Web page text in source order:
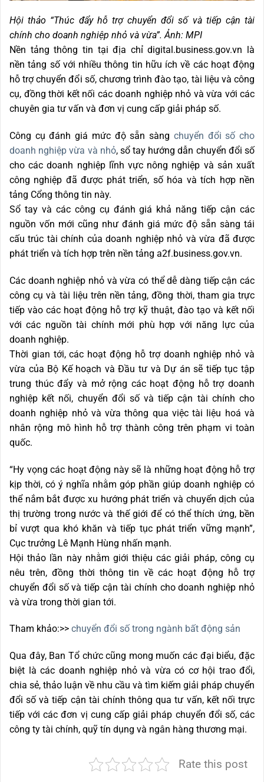
Hội thảo “Thúc đẩy hỗ trợ chuyển đổi số và tiếp cận tài
chính cho doanh nghiệp nhỏ và vừa”. Ảnh: MPI
Nền tảng thông tin tại địa chỉ digital.business.gov.vn là
nền tảng số với nhiều thông tin hữu ích về các hoạt động
hỗ trợ chuyển đổi số, chương trình đào tạo, tài liệu và công
cụ, đồng thời kết nối các doanh nghiệp nhỏ và vừa với các
chuyên gia tư vấn và đơn vị cung cấp giải pháp số.
Công cụ đánh giá mức độ sẵn sàng chuyển đổi số cho
doanh nghiệp vừa và nhỏ, sổ tay hướng dẫn chuyển đổi số
cho các doanh nghiệp lĩnh vực nông nghiệp và sản xuất
công nghiệp đã được phát triển, số hóa và tích hợp nền
tảng Cổng thông tin này.
Sổ tay và các công cụ đánh giá khả năng tiếp cận các
nguồn vốn mới cũng như đánh giá mức độ sẵn sàng tái
cấu trúc tài chính của doanh nghiệp nhỏ và vừa đã được
phát triển và tích hợp trên nền tảng a2f.business.gov.vn.
Các doanh nghiệp nhỏ và vừa có thể dễ dàng tiếp cận các
công cụ và tài liệu trên nền tảng, đồng thời, tham gia trực
tiếp vào các hoạt động hỗ trợ kỹ thuật, đào tạo và kết nối
với các nguồn tài chính mới phù hợp với năng lực của
doanh nghiệp.
Thời gian tới, các hoạt động hỗ trợ doanh nghiệp nhỏ và
vừa của Bộ Kế hoạch và Đầu tư và Dự án sẽ tiếp tục tập
trung thúc đẩy và mở rộng các hoạt động hỗ trợ doanh
nghiệp kết nối, chuyển đổi số và tiếp cận tài chính cho
doanh nghiệp nhỏ và vừa thông qua việc tài liệu hoá và
nhân rộng mô hình hỗ trợ thành công trên phạm vi toàn
quốc.
“Hy vọng các hoạt động này sẽ là những hoạt động hỗ trợ
kịp thời, có ý nghĩa nhằm góp phần giúp doanh nghiệp có
thể nắm bắt được xu hướng phát triển và chuyển dịch của
thị trường trong nước và thế giới để có thể thích ứng, bền
bỉ vượt qua khó khăn và tiếp tục phát triển vững mạnh”,
Cục trưởng Lê Mạnh Hùng nhấn mạnh.
Hội thảo lần này nhằm giới thiệu các giải pháp, công cụ
nêu trên, đồng thời thông tin về các hoạt động hỗ trợ
chuyển đổi số và tiếp cận tài chính cho doanh nghiệp nhỏ
và vừa trong thời gian tới.
Tham khảo:>> chuyển đổi số trong ngành bất động sản
Qua đây, Ban Tổ chức cũng mong muốn các đại biểu, đặc
biệt là các doanh nghiệp nhỏ và vừa có cơ hội trao đổi,
chia sẻ, thảo luận về nhu cầu và tìm kiếm giải pháp chuyển
đổi số và tiếp cận tài chính thông qua tư vấn, kết nối trực
tiếp với các đơn vị cung cấp giải pháp chuyển đổi số, các
công ty tài chính, quỹ tín dụng và ngân hàng thương mại.
Rate this post